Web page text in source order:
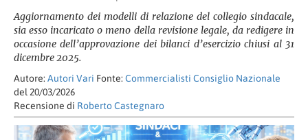
Aggiornamento dei modelli di relazione del collegio sindacale,
sia esso incaricato o meno della revisione legale, da redigere in
occasione dell’approvazione dei bilanci d’esercizio chiusi al 31
dicembre 2025.
Autore: Autori Vari Fonte: Commercialisti Consiglio Nazionale
del 20/03/2026
Recensione di Roberto Castegnaro